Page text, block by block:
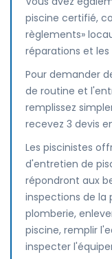
piscine certifié,
règlements»
réparations et
Pour demander
de routine et
remplissez
recevez 3 devis
Les piscinistes
d'entretien de
répondront aux
inspections de la
plomberie,
piscine, remplir
inspecter